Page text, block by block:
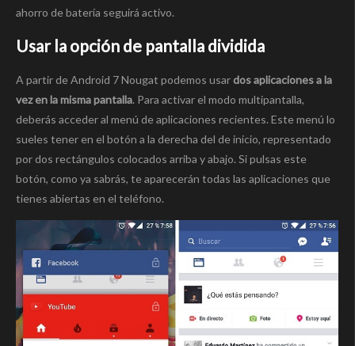
ahorro de batería seguirá activo.
Usar la opción de pantalla dividida
A partir de Android 7 Nougat podemos usardos aplicaciones a la
vez en la misma pantalla. Para activar el modo multipantalla,
deberás acceder al menú de aplicaciones recientes. Este menú lo
sueles tener en el botón a la derecha del de inicio, representado
por dos rectángulos colocados arriba y abajo. Si pulsas este
botón, como ya sabrás, te aparecerán todas las aplicaciones que
tienes abiertas en el teléfono.